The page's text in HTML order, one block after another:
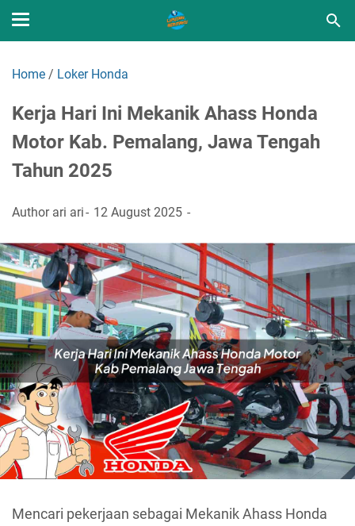
Home / Loker Honda
Kerja Hari Ini Mekanik Ahass Honda
Motor Kab. Pemalang, Jawa Tengah
Tahun 2025
Author ari ari 12 August 2025
Mencari pekerjaan sebagai Mekanik Ahass Honda